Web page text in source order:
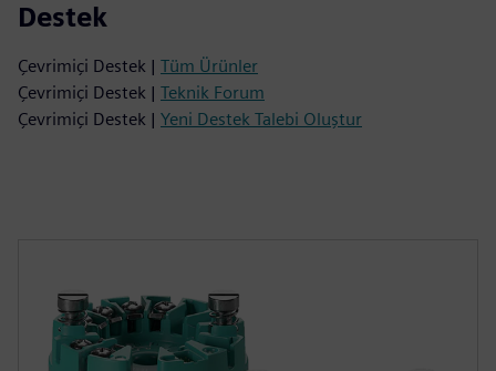
Destek
Çevrimiçi Destek | Tüm Ürünler
Çevrimiçi Destek | Teknik Forum
Çevrimiçi Destek | Yeni Destek Talebi Oluştur